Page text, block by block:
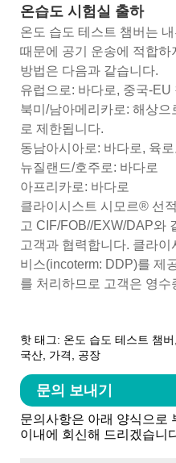
온습도 시험실 출하
온도 습도 테스트 챔버는
때문에 공기 운송에 적합
방법은 다음과 같습니다.
유럽으로: 바다로, 중국-EU
북미/남아메리카로: 해상
로 제한됩니다.
동남아시아로: 바다로, 육로
뉴질랜드/호주로: 바다로
아프리카로: 바다로
클라이시스트 시모르® 선
고 CIF/FOB//EXW/DAP와
고객과 협력합니다. 클라
비스(incoterm: DDP)를 제
를 처리하므로 고객은 영
핫 태그: 온도 습도 테스트 챔
국산, 가격, 공장
문의 보내기
문의사항은 아래 양식으로
이내에 회신해 드리겠습니